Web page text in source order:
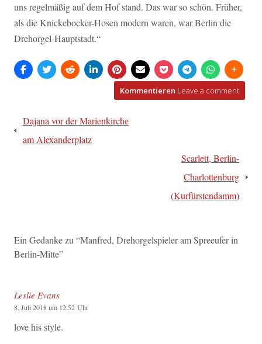
uns regelmäßig auf dem Hof stand. Das war so schön. Früher,
als die Knickebocker-Hosen modern waren, war Berlin die
Drehorgel-Hauptstadt.“
Kommentieren Leave a comment
Beitragsnavigation
Dajana vor der Marienkirche
am Alexanderplatz
Scarlett, Berlin-
Charlottenburg
(Kurfürstendamm)
Ein Gedanke zu “Manfred, Drehorgelspieler am Spreeufer in
Berlin-Mitte”
Leslie Evans
8. Juli 2018 um 12:52 Uhr
love his style.